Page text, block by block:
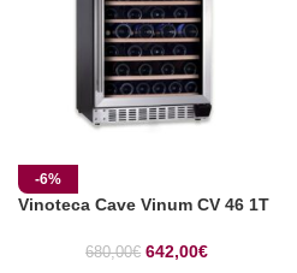
-6%
Vinoteca Cave Vinum CV 46 1T
680,00€ 642,00€